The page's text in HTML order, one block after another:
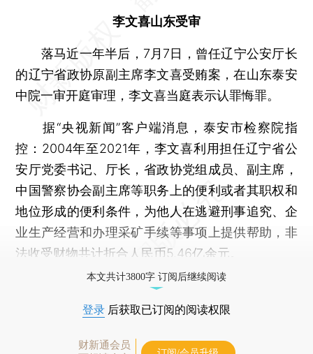
李文喜山东受审
落马近一年半后，7月7日，曾任辽宁公安厅长
的辽宁省政协原副主席李文喜受贿案，在山东泰安
中院一审开庭审理，李文喜当庭表示认罪悔罪。
据“央视新闻”客户端消息，泰安市检察院指
控：2004年至2021年，李文喜利用担任辽宁省公
安厅党委书记、厅长，省政协党组成员、副主席，
中国警察协会副主席等职务上的便利或者其职权和
地位形成的便利条件，为他人在逃避刑事追究、企
业生产经营和办理采矿手续等事项上提供帮助，非
法收受财物共计折合人民币5.46亿余元。
本文共计3800字 订阅后继续阅读
登录 后获取已订阅的阅读权限
财新通会员